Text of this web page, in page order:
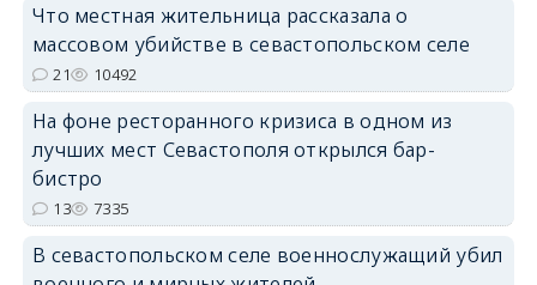
erid: 2SDnjdvhGXG
Что местная жительница рассказала о
массовом убийстве в севастопольском селе
21 10492
На фоне ресторанного кризиса в одном из
лучших мест Севастополя открылся бар-
бистро
13 7335
В севастопольском селе военнослужащий убил